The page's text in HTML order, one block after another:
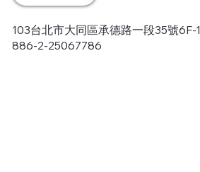
103台北市大同區承德路一段35號6F-1
886-2-25067786